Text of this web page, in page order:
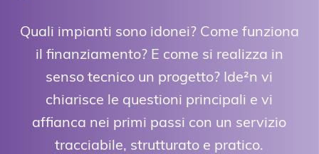
Quali impianti sono idonei? Come funziona
il finanziamento? E come si realizza in
senso tecnico un progetto? Ide²n vi
chiarisce le questioni principali e vi
affianca nei primi passi con un servizio
tracciabile, strutturato e pratico.